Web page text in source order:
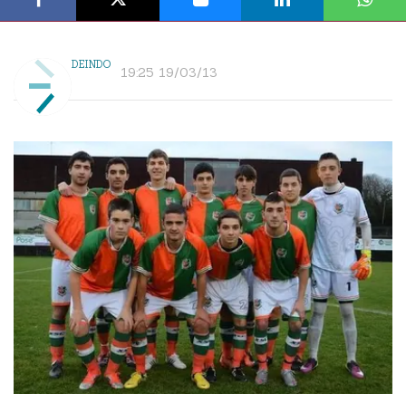
DEINDO 19:25 19/03/13